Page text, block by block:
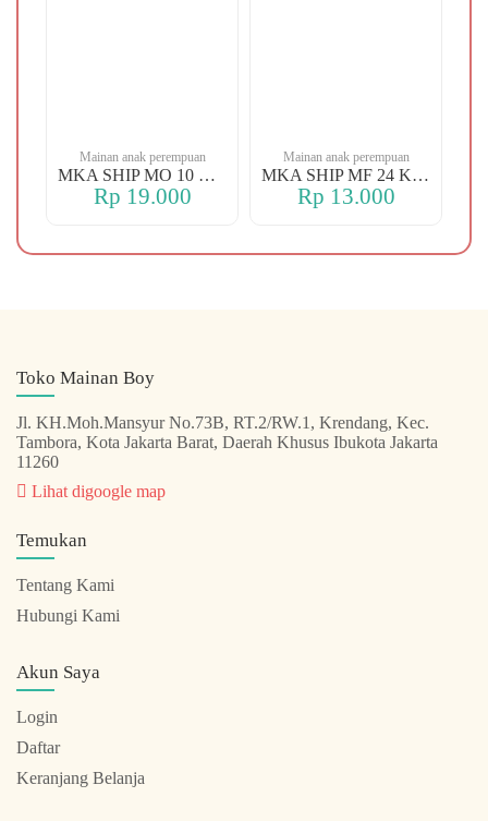
Mainan anak perempuan
MKA SHIP MO 10 CHERRY
Rp 19.000
Mainan anak perempuan
MKA SHIP MF 24 KERANJANG
Rp 13.000
Toko Mainan Boy
Jl. KH.Moh.Mansyur No.73B, RT.2/RW.1, Krendang, Kec.
Tambora, Kota Jakarta Barat, Daerah Khusus Ibukota Jakarta
11260
Lihat digoogle map
Temukan
Tentang Kami
Hubungi Kami
Akun Saya
Login
Daftar
Keranjang Belanja